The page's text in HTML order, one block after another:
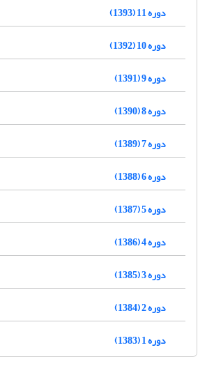
دوره 11 (1393)
دوره 10 (1392)
دوره 9 (1391)
دوره 8 (1390)
دوره 7 (1389)
دوره 6 (1388)
دوره 5 (1387)
دوره 4 (1386)
دوره 3 (1385)
دوره 2 (1384)
دوره 1 (1383)